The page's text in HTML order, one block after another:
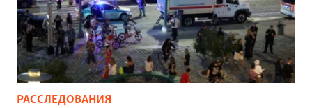
РАССЛЕДОВАНИЯ